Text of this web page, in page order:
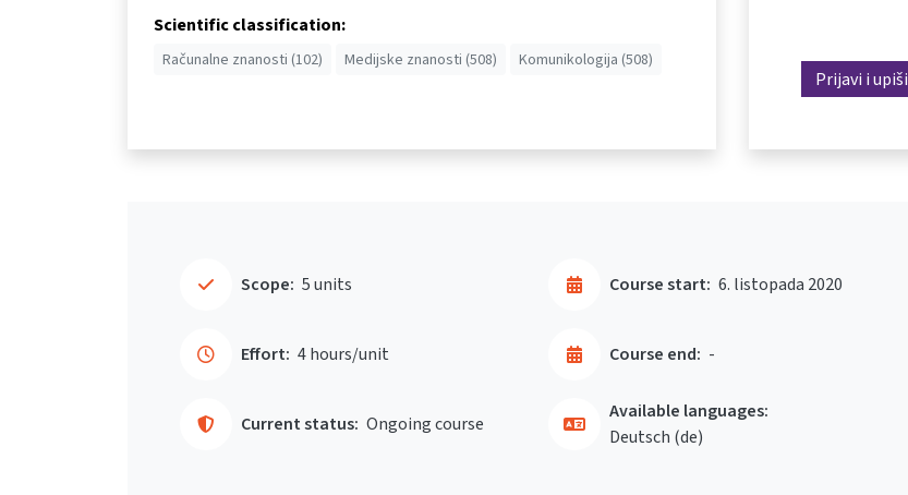
Scientific classification:
Računalne znanosti (102) Medijske znanosti (508) Komunikologija (508)
Prijavi i upiši
Scope: 5 units
Effort: 4 hours/unit
Course start: 6. listopada 2020
Course end: -
Current status: Ongoing course
Available languages:
Deutsch ‎(de)‎